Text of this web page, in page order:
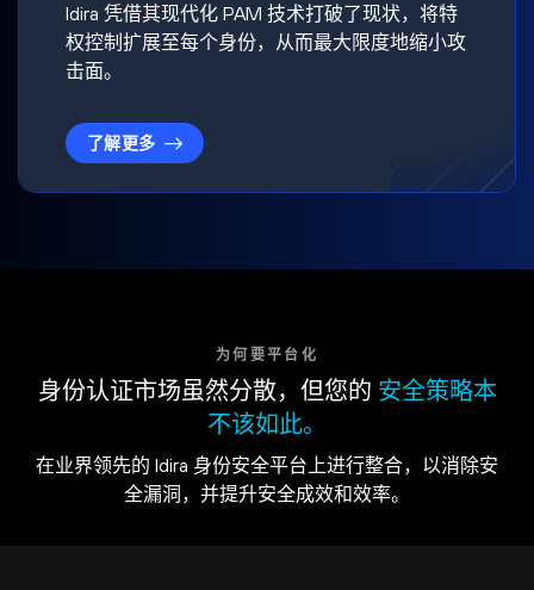
Idira 凭借其现代化 PAM 技术打破了现状，将特
权控制扩展至每个身份，从而最大限度地缩小攻
击面。
了解更多
为何要平台化
身份认证市场虽然分散，但您的 安全策略本
不该如此。
在业界领先的 Idira 身份安全平台上进行整合，以消除安
全漏洞，并提升安全成效和效率。